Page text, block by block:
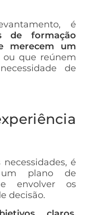
é
de formação
merecem um
ou que reúnem
de
é
um plano de
e envolver os
decisão.